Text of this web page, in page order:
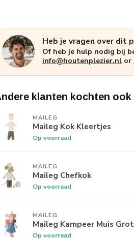
Heb je vragen over dit
Of heb je hulp nodig bij
info@houtenplezier.nl or
klanten kochten ook
MAILEG
Maileg Kok Kleertjes
Op voorraad
MAILEG
Maileg Chefkok
Op voorraad
MAILEG
Maileg Kampeer Muis
Op voorraad